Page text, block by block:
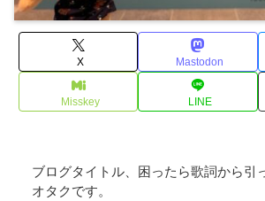
X Mastodon
Misskey LINE
ブログタイトル、困ったら歌詞から引
オタクです。